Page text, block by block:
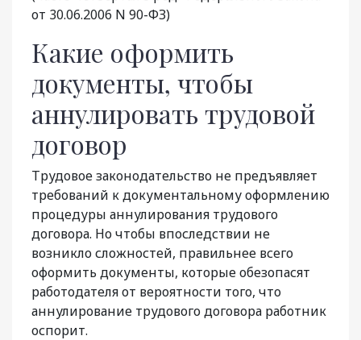
от 30.06.2006 N 90-ФЗ)
Какие оформить
документы, чтобы
аннулировать трудовой
договор
Трудовое законодательство не предъявляет
требований к документальному оформлению
процедуры аннулирования трудового
договора. Но чтобы впоследствии не
возникло сложностей, правильнее всего
оформить документы, которые обезопасят
работодателя от вероятности того, что
аннулирование трудового договора работник
оспорит.